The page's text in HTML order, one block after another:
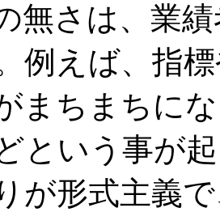
無さは、業
例えば、指
まちまちに
という事が
が形式主義